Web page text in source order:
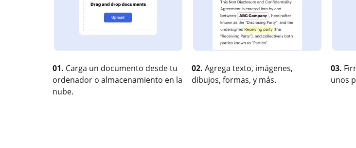
01. Carga un documento desde tu
ordenador o almacenamiento en la
nube.
02. Agrega texto, imágenes,
dibujos, formas, y más.
03.
unos